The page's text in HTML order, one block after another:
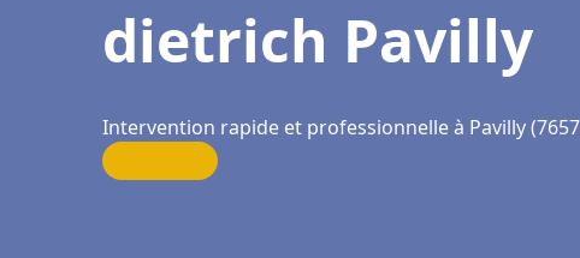
dietrich Pavilly
Intervention rapide et professionnelle à Pavilly